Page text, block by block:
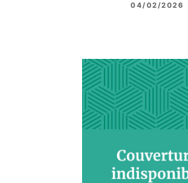
04/02/2026